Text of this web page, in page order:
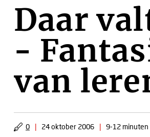
Daar
-
van
0 | 24 oktober 2006 | 9-12 minuten